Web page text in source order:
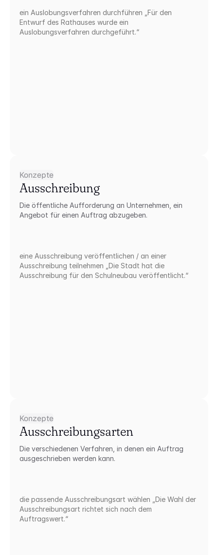
ein Auslobungsverfahren durchführen „Für den
Entwurf des Rathauses wurde ein
Auslobungsverfahren durchgeführt.“
Konzepte
Ausschreibung
Die öffentliche Aufforderung an Unternehmen, ein
Angebot für einen Auftrag abzugeben.
eine Ausschreibung veröffentlichen / an einer
Ausschreibung teilnehmen „Die Stadt hat die
Ausschreibung für den Schulneubau veröffentlicht.“
Konzepte
Ausschreibungsarten
Die verschiedenen Verfahren, in denen ein Auftrag
ausgeschrieben werden kann.
die passende Ausschreibungsart wählen „Die Wahl der
Ausschreibungsart richtet sich nach dem
Auftragswert.“